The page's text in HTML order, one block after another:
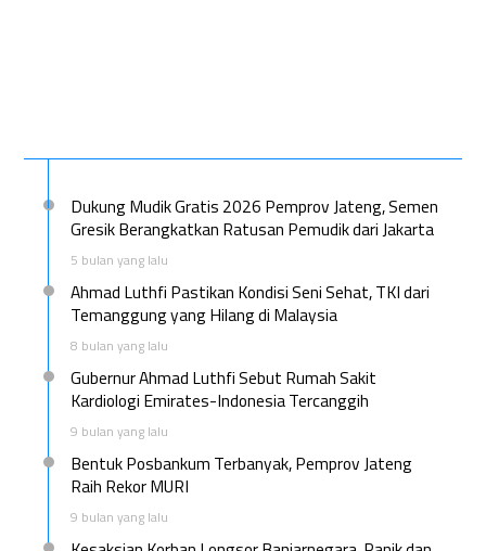
Dukung Mudik Gratis 2026 Pemprov Jateng, Semen
Gresik Berangkatkan Ratusan Pemudik dari Jakarta
5 bulan yang lalu
Ahmad Luthfi Pastikan Kondisi Seni Sehat, TKI dari
Temanggung yang Hilang di Malaysia
8 bulan yang lalu
Gubernur Ahmad Luthfi Sebut Rumah Sakit
Kardiologi Emirates-Indonesia Tercanggih
9 bulan yang lalu
Bentuk Posbankum Terbanyak, Pemprov Jateng
Raih Rekor MURI
9 bulan yang lalu